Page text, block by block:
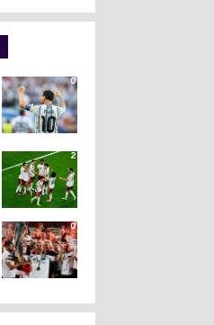
0
2
0